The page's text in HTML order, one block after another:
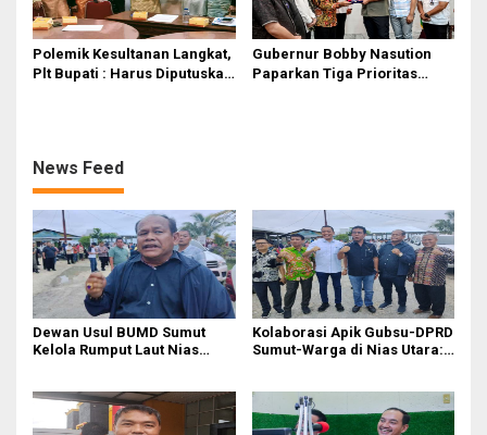
Polemik Kesultanan Langkat,
Plt Bupati : Harus Diputuskan
Gubernur Bobby Nasution
Paparkan Tiga Prioritas
News Feed
Dewan Usul BUMD Sumut
Kelola Rumput Laut Nias
Kolaborasi Apik Gubsu-DPRD
Sumut-Warga di Nias Utara: